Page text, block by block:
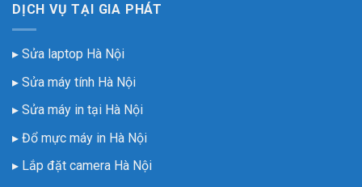
DỊCH VỤ TẠI GIA PHÁT
▸ Sửa laptop Hà Nội
▸ Sửa máy tính Hà Nội
▸ Sửa máy in tại Hà Nội
▸ Đổ mực máy in Hà Nội
▸ Lắp đặt camera Hà Nội